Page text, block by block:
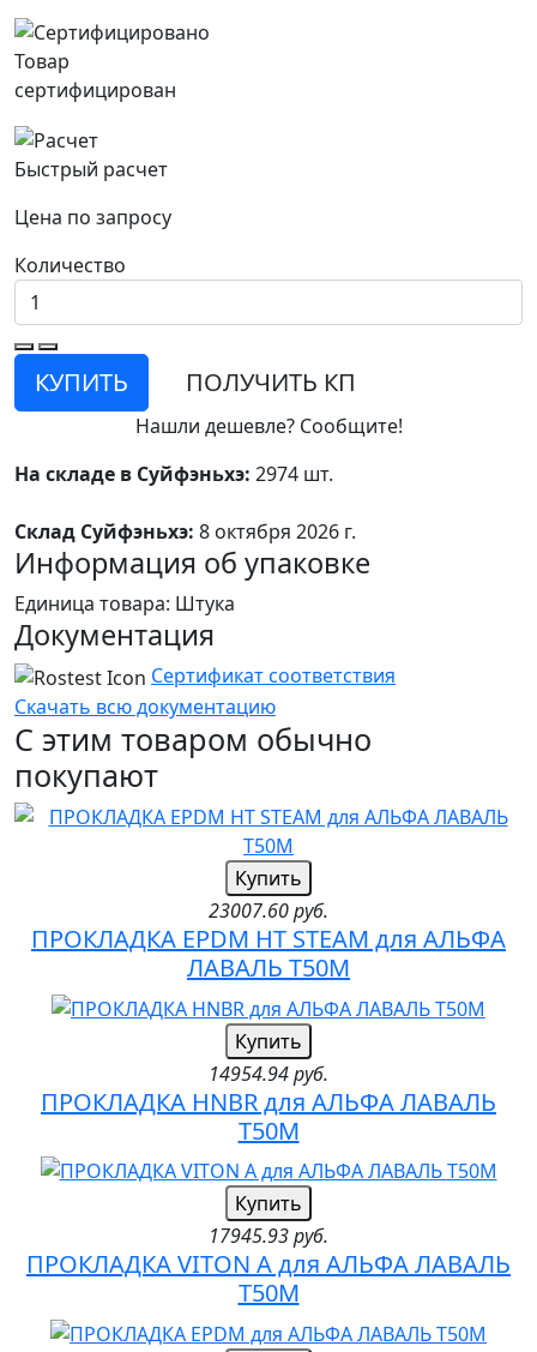
Товар
сертифицирован
Быстрый расчет
Цена по запросу
Количество
КУПИТЬ ПОЛУЧИТЬ КП
Нашли дешевле? Сообщите!
На складе в Суйфэньхэ: 2974 шт.
Склад Суйфэньхэ: 8 октября 2026 г.
Информация об упаковке
Единица товара: Штука
Документация
Сертификат соответствия
Скачать всю документацию
С этим товаром обычно
покупают
Купить
23007.60 руб.
ПРОКЛАДКА EPDM HT STEAM для АЛЬФА
ЛАВАЛЬ T50M
Купить
14954.94 руб.
ПРОКЛАДКА HNBR для АЛЬФА ЛАВАЛЬ
T50M
Купить
17945.93 руб.
ПРОКЛАДКА VITON A для АЛЬФА ЛАВАЛЬ
T50M